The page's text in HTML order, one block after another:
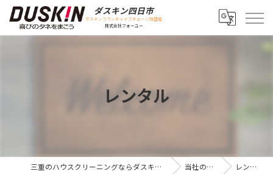
ダスキン四日市
ダスキンフランチャイズチェーン加盟店
株式会社フォーユー
レンタル
三重のハウスクリーニングならダスキン四日市 当社の特徴 レンタル